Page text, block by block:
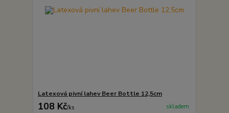
Latexová pivní lahev Beer Bottle 12,5cm
108 Kč/ks skladem